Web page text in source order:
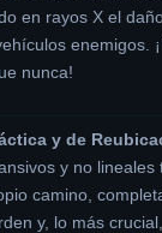
en rayos X el
enemigos.
nunca!
y de
y no lineales
camino,
y, lo más